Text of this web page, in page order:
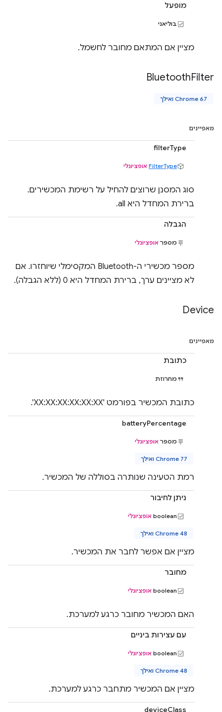
מופעל
בוליאני
מציין אם המתאם מחובר לחשמל.
BluetoothFilter
Chrome 67 ואילך
מאפיינים
filterType
FilterType אופציונלי
סוג המסנן שרוצים להחיל על רשימת המכשירים.
ברירת המחדל היא all.
הגבלה
מספר אופציונלי
מספר מכשירי ה-Bluetooth המקסימלי שיוחזרו. אם
לא מציינים ערך, ברירת המחדל היא 0 (ללא הגבלה).
Device
מאפיינים
כתובת
מחרוזת
כתובת המכשיר בפורמט 'XX:XX:XX:XX:XX:XX'.
batteryPercentage
מספר אופציונלי
Chrome 77 ואילך
רמת הטעינה שנותרה בסוללה של המכשיר.
ניתן לחיבור
boolean אופציונלי
Chrome 48 ואילך
מציין אם אפשר לחבר את המכשיר.
מחובר
boolean אופציונלי
האם המכשיר מחובר כרגע למערכת.
עם עצירות ביניים
boolean אופציונלי
Chrome 48 ואילך
מציין אם המכשיר מתחבר כרגע למערכת.
deviceClass